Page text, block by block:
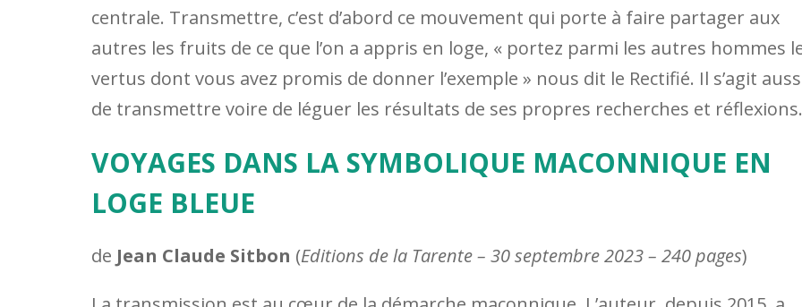
centrale. Transmettre, c’est d’abord ce mouvement qui porte à faire partager aux
autres les fruits de ce que l’on a appris en loge, « portez parmi les autres hommes
vertus dont vous avez promis de donner l’exemple » nous dit le Rectifié. Il s’agit
de transmettre voire de léguer les résultats de ses propres recherches et réflexions.
VOYAGES DANS LA SYMBOLIQUE MACONNIQUE EN
LOGE BLEUE
de Jean Claude Sitbon (Editions de la Tarente – 30 septembre 2023 – 240 pages)